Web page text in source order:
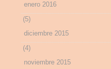
enero 2016
(5)
diciembre 2015
(4)
noviembre 2015